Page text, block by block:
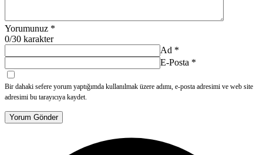
Yorumunuz *
0/30 karakter
Ad *
E-Posta *
Bir dahaki sefere yorum yaptığımda kullanılmak üzere adımı, e-posta adresimi ve web site
adresimi bu tarayıcıya kaydet.
Yorum Gönder